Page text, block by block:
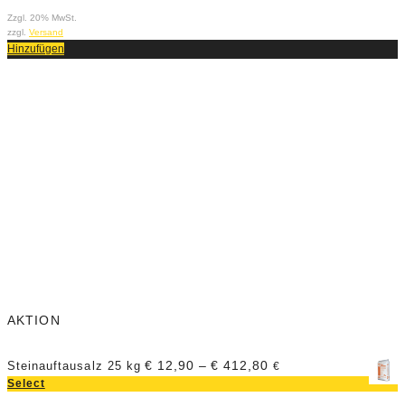
Zzgl. 20% MwSt.
zzgl. Versand
Hinzufügen
AKTION
Steinauftausalz 25 kg € 12,90 –€ 412,80 €
Select